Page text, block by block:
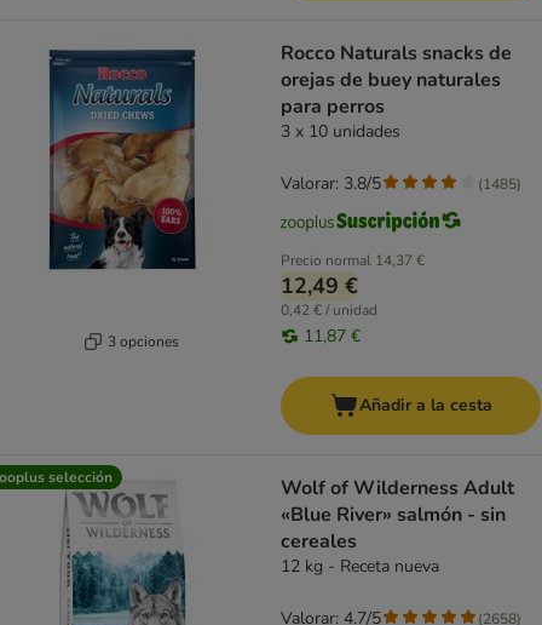
3 opciones
Rocco Naturals snacks de
orejas de buey naturales
para perros
3 x 10 unidades
Precio normal 14,37 €
12,49 €
0,42 € / unidad
11,87 €
Valorar: 3.8/5 (1485)
Añadir a la cesta
selección
Wolf of Wilderness Adult
«Blue River» salmón - sin
cereales
12 kg - Receta nueva
Valorar: 4.7/5 (2658)